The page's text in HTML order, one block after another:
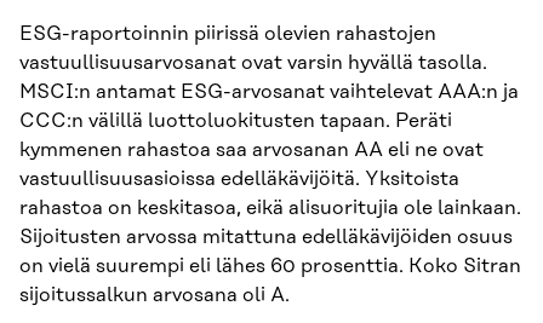
ESG-raportoinnin piirissä olevien rahastojen
vastuullisuusarvosanat ovat varsin hyvällä tasolla.
MSCI:n antamat ESG-arvosanat vaihtelevat AAA:n ja
CCC:n välillä luottoluokitusten tapaan. Peräti
kymmenen rahastoa saa arvosanan AA eli ne ovat
vastuullisuusasioissa edelläkävijöitä. Yksitoista
rahastoa on keskitasoa, eikä alisuoritujia ole lainkaan.
Sijoitusten arvossa mitattuna edelläkävijöiden osuus
on vielä suurempi eli lähes 60 prosenttia. Koko Sitran
sijoitussalkun arvosana oli A.